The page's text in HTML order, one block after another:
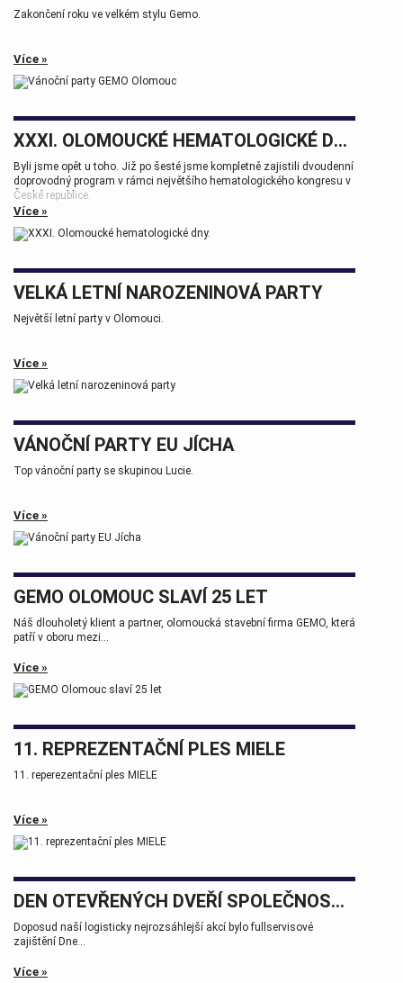
Zakončení roku ve velkém stylu Gemo.
Více »
XXXI. OLOMOUCKÉ HEMATOLOGICKÉ DNY.
Byli jsme opět u toho. Již po šesté jsme kompletně zajistili dvoudenní
doprovodný program v rámci největšího hematologického kongresu v
České republice.
Tak zase za rok na viděnou přátelé.
Více »
VELKÁ LETNÍ NAROZENINOVÁ PARTY
Největší letní party v Olomouci.
Více »
VÁNOČNÍ PARTY EU JÍCHA
Top vánoční party se skupinou Lucie.
Více »
GEMO OLOMOUC SLAVÍ 25 LET
Náš dlouholetý klient a partner, olomoucká stavební firma GEMO, která
patří v oboru mezi...
Více »
11. REPREZENTAČNÍ PLES MIELE
11. reperezentační ples MIELE
Více »
DEN OTEVŘENÝCH DVEŘÍ SPOLEČNOSTÍ WHP A BSW MACHINERY PROSTĚJOV
Doposud naší logisticky nejrozsáhlejší akcí bylo fullservisové
zajištění Dne...
Více »